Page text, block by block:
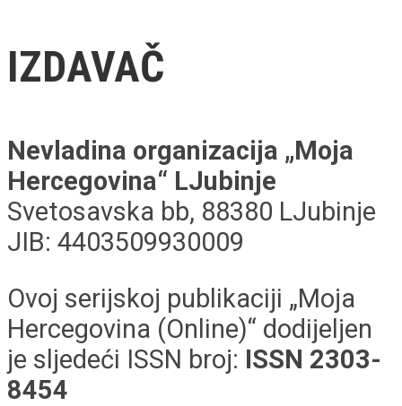
IZDAVAČ
Nevladina organizacija „Moja
Hercegovina“ LJubinje
Svetosavska bb, 88380 LJubinje
JIB: 4403509930009
Ovoj serijskoj publikaciji „Moja
Hercegovina (Online)“ dodijeljen
je sljedeći ISSN broj: ISSN 2303-
8454